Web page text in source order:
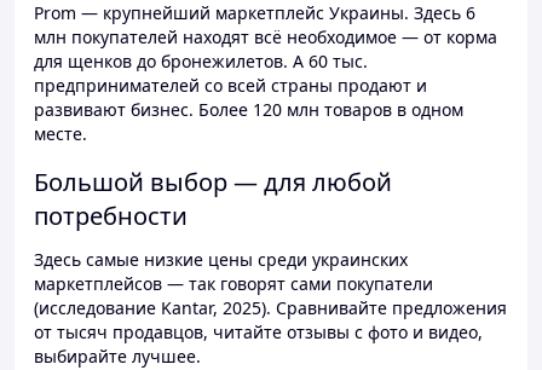
Prom — крупнейший маркетплейс Украины. Здесь 6
млн покупателей находят всё необходимое — от корма
для щенков до бронежилетов. А 60 тыс.
предпринимателей со всей страны продают и
развивают бизнес. Более 120 млн товаров в одном
месте.
Большой выбор — для любой
потребности
Здесь самые низкие цены среди украинских
маркетплейсов — так говорят сами покупатели
(исследование Kantar, 2025). Сравнивайте предложения
от тысяч продавцов, читайте отзывы с фото и видео,
выбирайте лучшее.